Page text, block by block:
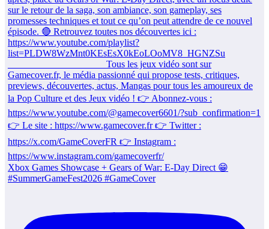
Xbox Games Showcase + Gears of War: E-Day Direct 😁
#SummerGameFest2026 #GameCover